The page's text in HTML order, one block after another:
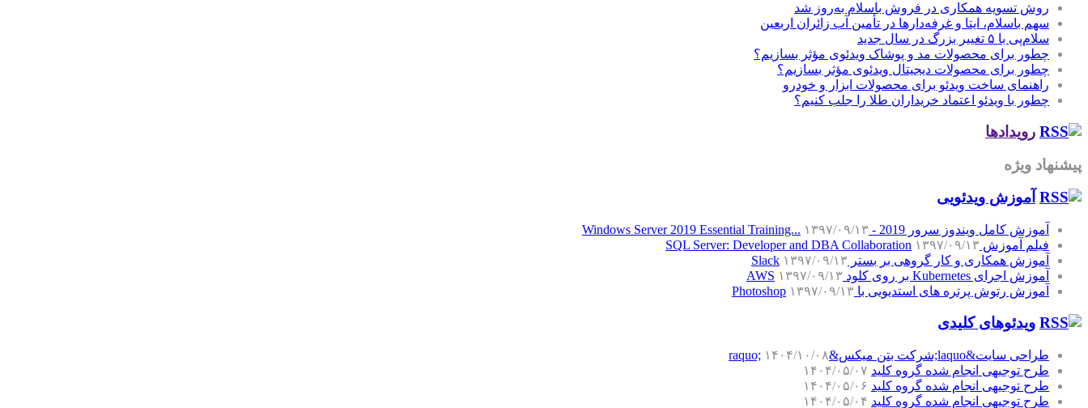
روش تسویه همکاری در فروش باسلام به‌روز شد
سهم باسلام، ایتا و غرفه‌دارها در تأمین آب زائران اربعین
سلام‌پی با ۵ تغییر بزرگ در سال جدید
چطور برای محصولات مد و پوشاک ویدئوی مؤثر بسازیم؟
چطور برای محصولات دیجیتال ویدئوی مؤثر بسازیم؟
راهنمای ساخت ویدئو برای محصولات ابزار و خودرو
چطور با ویدئو اعتماد خریداران طلا را جلب کنیم؟
رویدادها
پیشنهاد ویژه
آموزش‌ ویدئویی
آموزش کامل ویندوز سرور 2019 - Windows Server 2019 Essential Training...
۱۳۹۷/۰۹/۱۳
فیلم آموزش SQL Server: Developer and DBA Collaboration ۱۳۹۷/۰۹/۱۳
آموزش همکاری و کار گروهی بر بستر Slack ۱۳۹۷/۰۹/۱۳
آموزش اجرای Kubernetes بر روی کلود AWS
۱۳۹۷/۰۹/۱۳
آموزش رتوش پرتره های استدیویی با Photoshop ۱۳۹۷/۰۹/۱۳
ویدئوهای کلیدی
طراحی سایت&laquo;شرکت بتن میکس&raquo;
۱۴۰۴/۱۰/۰۸
طرح توجیهی انجام شده گروه کلید ۱۴۰۴/۰۵/۰۷
طرح توجیهی انجام شده گروه کلید ۱۴۰۴/۰۵/۰۶
طرح توجیهی انجام شده گروه کلید ۱۴۰۴/۰۵/۰۴